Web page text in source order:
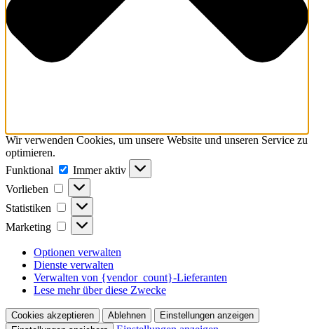
Wir verwenden Cookies, um unsere Website und unseren Service zu
optimieren.
Funktional
Funktional
Immer aktiv
Vorlieben
Vorlieben
Statistiken Statistiken
Marketing Marketing
Optionen verwalten
Dienste verwalten
Verwalten von {vendor_count}-Lieferanten
Lese mehr über diese Zwecke
Cookies akzeptieren Ablehnen
Einstellungen anzeigen